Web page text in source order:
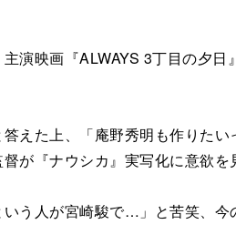
映画『ALWAYS 3丁目の夕日
た上、「庵野秀明も作りたい
『ナウシカ』実写化に意欲を
う人が宮崎駿で…」と苦笑、今